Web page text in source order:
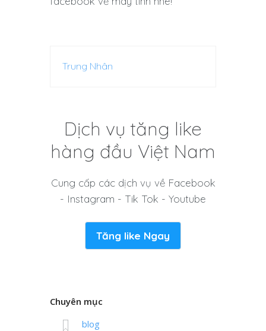
Trung Nhân
Dịch vụ tăng like
hàng đầu Việt Nam
Cung cấp các dịch vụ về Facebook
- Instagram - Tik Tok - Youtube
Tăng like Ngay
Chuyên mục
blog